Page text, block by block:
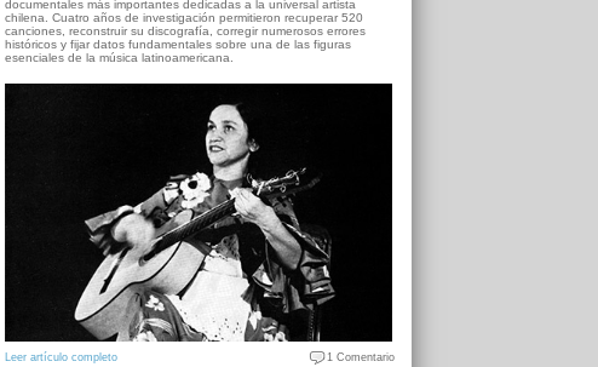
documentales más importantes dedicadas a la universal artista
chilena. Cuatro años de investigación permitieron recuperar 520
canciones, reconstruir su discografía, corregir numerosos errores
históricos y fijar datos fundamentales sobre una de las figuras
esenciales de la música latinoamericana.
Leer artículo completo 1 Comentario